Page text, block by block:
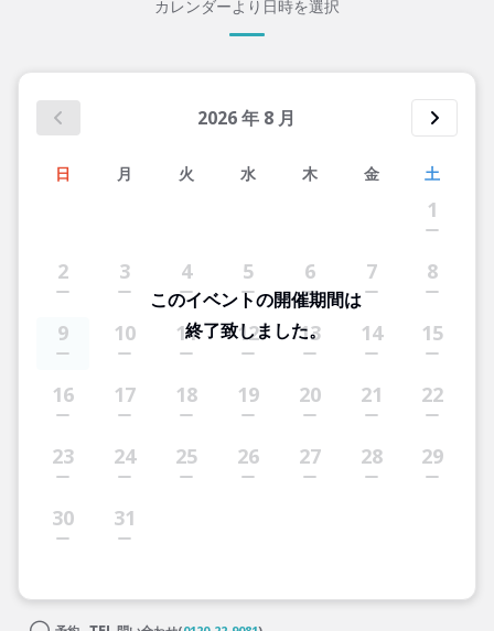
カレンダーより日時を選択
2026年 8 月
日 月 火 水 木 金 土
1
2 3 4 5 6 7 8
9 10 11 12 13 14 15
16 17 18 19 20 21 22
23 24 25 26 27 28 29
30 31
このイベントの開催期間は
終了致しました。